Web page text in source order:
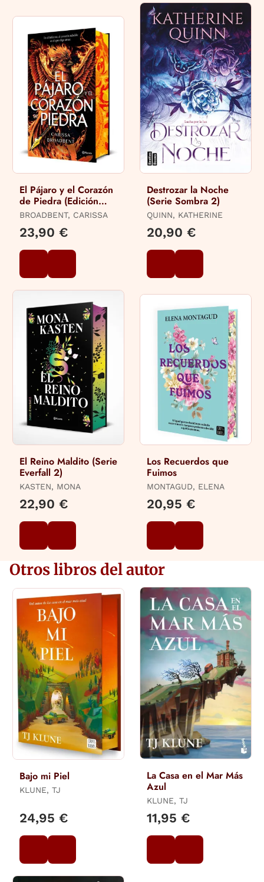
El Pájaro y el Corazón
de Piedra (Edición
Deluxe)
BROADBENT, CARISSA
23,90 €
Destrozar la Noche
(Serie Sombra 2)
QUINN, KATHERINE
20,90 €
El Reino Maldito (Serie
Everfall 2)
KASTEN, MONA
22,90 €
Los Recuerdos que
Fuimos
MONTAGUD, ELENA
20,95 €
Otros libros del autor
Bajo mi Piel
KLUNE, TJ
24,95 €
La Casa en el Mar Más
Azul
KLUNE, TJ
11,95 €